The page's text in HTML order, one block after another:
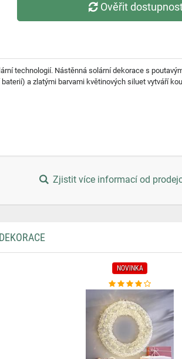
Ověřit
technologií. Nástěnná solární dekorace s
a zlatými barvami květinových siluet vytváří
Zjistit více informací od
NOVINKA